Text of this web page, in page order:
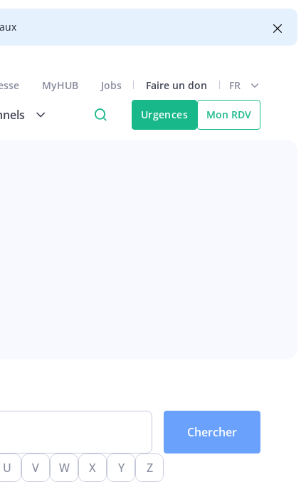
MyHUB Jobs Faire un don FR
Urgences Mon RDV
U V W X Y Z